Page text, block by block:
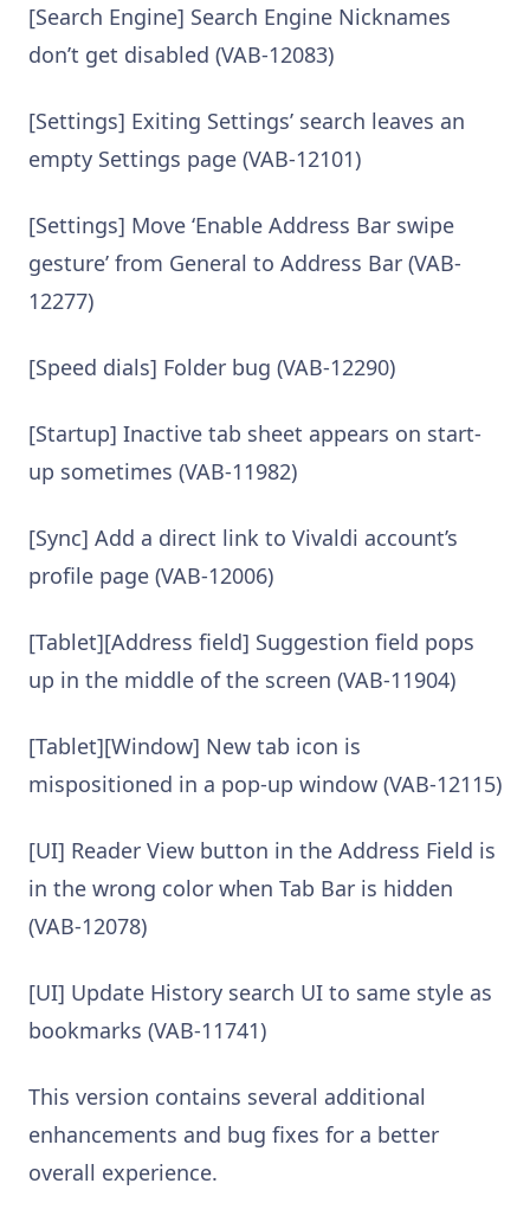
[Search Engine] Search Engine Nicknames
don’t get disabled (VAB-12083)
[Settings] Exiting Settings’ search leaves an
empty Settings page (VAB-12101)
[Settings] Move ‘Enable Address Bar swipe
gesture’ from General to Address Bar (VAB-
12277)
[Speed dials] Folder bug (VAB-12290)
[Startup] Inactive tab sheet appears on start-
up sometimes (VAB-11982)
[Sync] Add a direct link to Vivaldi account’s
profile page (VAB-12006)
[Tablet][Address field] Suggestion field pops
up in the middle of the screen (VAB-11904)
[Tablet][Window] New tab icon is
mispositioned in a pop-up window (VAB-12115)
[UI] Reader View button in the Address Field is
in the wrong color when Tab Bar is hidden
(VAB-12078)
[UI] Update History search UI to same style as
bookmarks (VAB-11741)
This version contains several additional
enhancements and bug fixes for a better
overall experience.